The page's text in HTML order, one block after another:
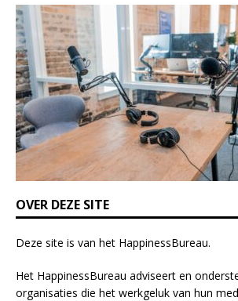
i
s
f
i
e
l
d
b
l
n
k
.
OVER DEZE SITE
Deze site is van het HappinessBureau.
Het HappinessBureau adviseert en
organisaties die het werkgeluk van hun